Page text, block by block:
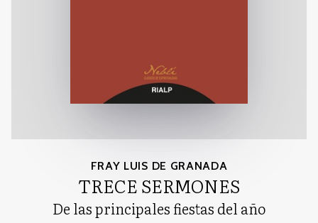
FRAY LUIS DE GRANADA
TRECE SERMONES
De las principales fiestas del año